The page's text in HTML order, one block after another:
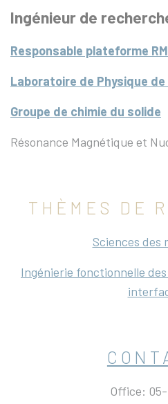
Ingénieur de
Responsable plateforme
Laboratoire de Physique
Groupe de chimie du solide
Résonance Magnétique et
THÈMES DE
Sciences des
Ingénierie fonctionnelle
Office: